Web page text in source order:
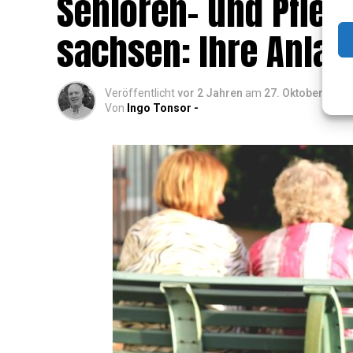
sach­sen: Ihre
Veröffentlichtvor 2 Jahren am 27. Oktober 2024
Von Ingo Tonsor -